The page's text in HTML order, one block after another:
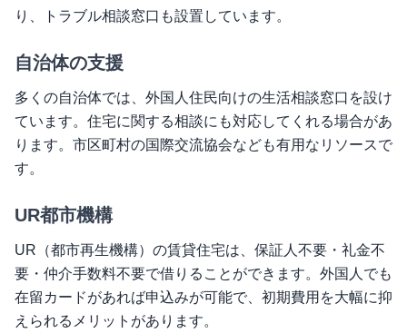
り、トラブル相談窓口も設置しています。
自治体の支援
多くの自治体では、外国人住民向けの生活相談窓口を設け
ています。住宅に関する相談にも対応してくれる場合があ
ります。市区町村の国際交流協会なども有用なリソースで
す。
UR都市機構
UR（都市再生機構）の賃貸住宅は、保証人不要・礼金不
要・仲介手数料不要で借りることができます。外国人でも
在留カードがあれば申込みが可能で、初期費用を大幅に抑
えられるメリットがあります。